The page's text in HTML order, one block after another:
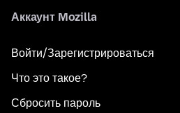
Аккаунт Mozilla
Войти/Зарегистрироваться
Что это такое?
Сбросить пароль